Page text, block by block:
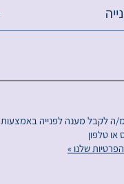
ה לקבל מענה לפנייה באמצעות
או טלפון
שלנו »